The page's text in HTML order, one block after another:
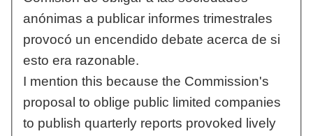
anónimas a publicar informes trimestrales
provocó un encendido debate acerca de si
esto era razonable.
I mention this because the Commission's
proposal to oblige public limited companies
to publish quarterly reports provoked lively